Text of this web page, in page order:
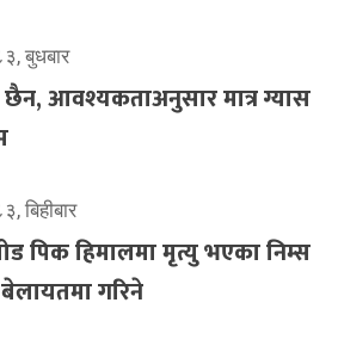
बुधबार
आवश्यकताअनुसार मात्र ग्यास
बिहीबार
पिक हिमालमा मृत्यु भएका निम्स
बेलायतमा गरिने